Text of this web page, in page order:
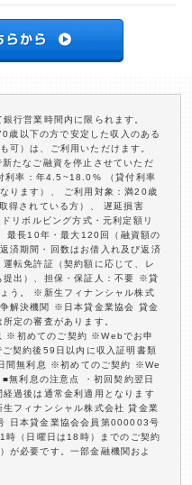
行営業時間内に限られます。
歳以下の方で安定した収入のある
可）は、ご利用いただけます。
たなご融資を停止させていただ
利率：年4.5~18.0% （貸付利率
ります）、 ご利用対象：満20歳
得されている方）、 遅延損害
リボルビング方式・元利定額リ
最長10年・最大120回（融資額の
済期間・回数はお借入れ及び返済
転免許証（契約額に応じて、レ
提出）、担保・保証人：不要 ※貸
う。 ※新生フィナンシャル株式
解決機関 ※日本貸金業協会 貸金
定の審査があります。
※初めてのご契約 ※Webでお申
契約後59日以内に収入証明書類
間無利息 ※初めてのご契約 ※We
無利息の注意点 ・初回契約翌日
過後は通常金利適用となります
フィナンシャル株式会社 貸金業
日本貸金業協会会員第000003号
時（日曜日は18時）までのご契約
が必要です。一部金融機関およ